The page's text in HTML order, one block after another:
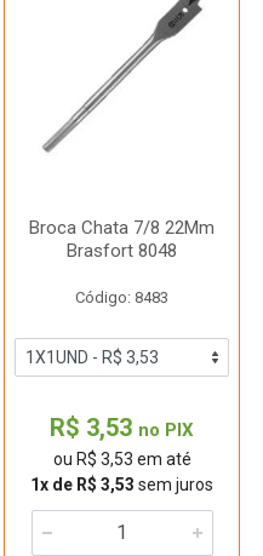
Broca Chata 7/8 22Mm
Brasfort 8048
Código: 8483
R$ 3,53 no PIX
ou R$ 3,53 em até
1x de R$ 3,53 sem juros